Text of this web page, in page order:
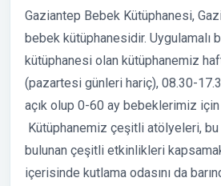
Gaziantep Bebek Kütüphanesi,
bebek kütüphanesidir. Uygulamalı
kütüphanesi olan kütüphanemiz
(pazartesi günleri hariç), 08.30-
açık olup 0-60 ay bebeklerimiz
Kütüphanemiz çeşitli atölyeleri,
bulunan çeşitli etkinlikleri
içerisinde kutlama odasını da